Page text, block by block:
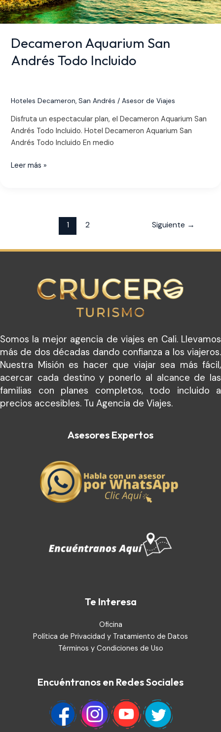
Decameron Aquarium San
Andrés Todo Incluido
Hoteles Decameron, San Andrés / Asesor de Viajes
Disfruta un espectacular plan, el Decameron Aquarium San
Andrés Todo Incluido. Hotel Decameron Aquarium San
Andrés Todo Incluido En medio
Leer más »
1 2 Siguiente →
Somos la mejor agencia de viajes en Cali. Llevamos
más de dos décadas dando confianza a los viajeros.
Nuestra Misión es hacer que viajar sea más fácil,
acercar cada destino y ponerlo al alcance de las
familias con planes completos, todo incluido a
precios accesibles. Tu Agencia de Viajes.
Asesores Expertos
Te Interesa
Oficina
Política de Privacidad y Tratamiento de Datos
Términos y Condiciones de Uso
Encuéntranos en Redes Sociales